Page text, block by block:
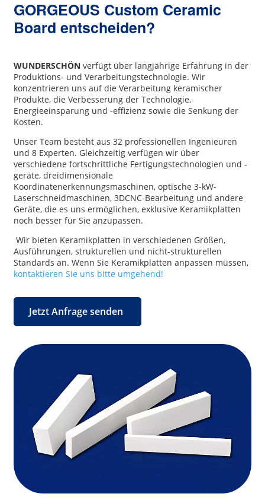
GORGEOUS Custom Ceramic
Board entscheiden?
WUNDERSCHÖN verfügt über langjährige Erfahrung in der
Produktions- und Verarbeitungstechnologie. Wir
konzentrieren uns auf die Verarbeitung keramischer
Produkte, die Verbesserung der Technologie,
Energieeinsparung und -effizienz sowie die Senkung der
Kosten.
Unser Team besteht aus 32 professionellen Ingenieuren
und 8 Experten. Gleichzeitig verfügen wir über
verschiedene fortschrittliche Fertigungstechnologien und -
geräte, dreidimensionale
Koordinatenerkennungsmaschinen, optische 3-kW-
Laserschneidmaschinen, 3DCNC-Bearbeitung und andere
Geräte, die es uns ermöglichen, exklusive Keramikplatten
noch besser für Sie anzupassen.
Wir bieten Keramikplatten in verschiedenen Größen,
Ausführungen, strukturellen und nicht-strukturellen
Standards an. Wenn Sie Keramikplatten anpassen müssen,
kontaktieren Sie uns bitte umgehend!
Jetzt Anfrage senden